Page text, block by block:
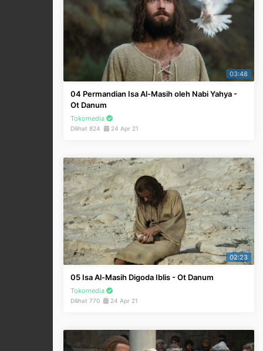
03:48
04 Permandian Isa Al-Masih oleh Nabi Yahya -
Ot Danum
Tokomedia
Dilihat 824 24 Apr 21
02:23
05 Isa Al-Masih Digoda Iblis - Ot Danum
Tokomedia
Dilihat 770 24 Apr 21